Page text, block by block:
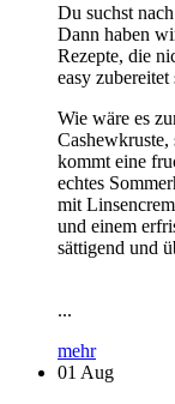
Du suchst
Dann haben
Rezepte, die
easy zubereitet
Wie wäre es
kommt eine
echtes
mit
und einem
sättigend und
...
mehr
01 Aug